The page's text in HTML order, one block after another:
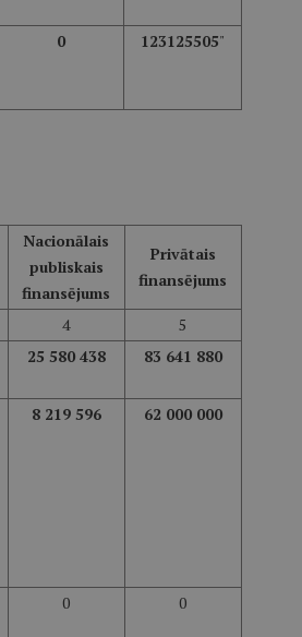
0 123125505"
Nacionālais
publiskais
finansējums
Privātais
finansējums
4
5
25 580 438 83 641 880
8 219 596 62 000 000
0 0